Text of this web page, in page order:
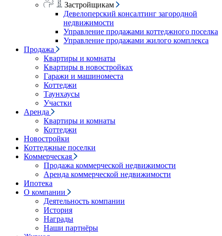
Застройщикам
Девелоперский консалтинг загородной
недвижимости
Управление продажами коттеджного поселка
Управление продажами жилого комплекса
Продажа
Квартиры и комнаты
Квартиры в новостройках
Гаражи и машиноместа
Коттеджи
Таунхаусы
Участки
Аренда
Квартиры и комнаты
Коттеджи
Новостройки
Коттеджные поселки
Коммерческая
Продажа коммерческой недвижимости
Аренда коммерческой недвижимости
Ипотека
О компании
Деятельность компании
История
Награды
Наши партнёры